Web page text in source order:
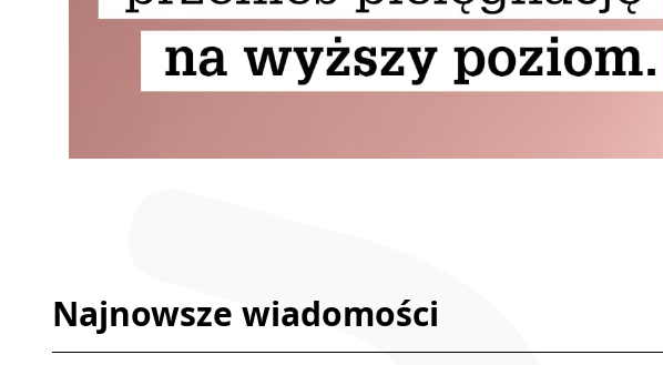
Najnowsze wiadomości